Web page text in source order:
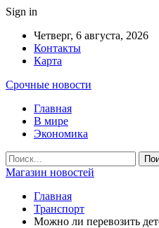
Sign in
Четверг, 6 августа, 2026
Контакты
Карта
Срочные новости
Главная
В мире
Экономика
Магазин новостей
Главная
Транспорт
Можно ли перевозить